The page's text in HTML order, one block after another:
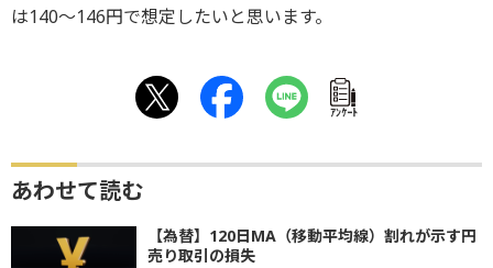
は140～146円で想定したいと思います。
ｱﾝｹｰﾄ
あわせて読む
【為替】120日MA（移動平均線）割れが示す円
売り取引の損失